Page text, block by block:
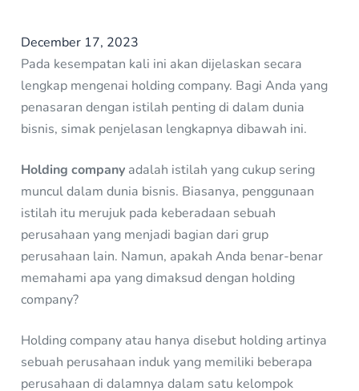
December 17, 2023
Pada kesempatan kali ini akan dijelaskan secara
lengkap mengenai holding company. Bagi Anda yang
penasaran dengan istilah penting di dalam dunia
bisnis, simak penjelasan lengkapnya dibawah ini.
Holding company adalah istilah yang cukup sering
muncul dalam dunia bisnis. Biasanya, penggunaan
istilah itu merujuk pada keberadaan sebuah
perusahaan yang menjadi bagian dari grup
perusahaan lain. Namun, apakah Anda benar-benar
memahami apa yang dimaksud dengan holding
company?
Holding company atau hanya disebut holding artinya
sebuah perusahaan induk yang memiliki beberapa
perusahaan di dalamnya dalam satu kelompok